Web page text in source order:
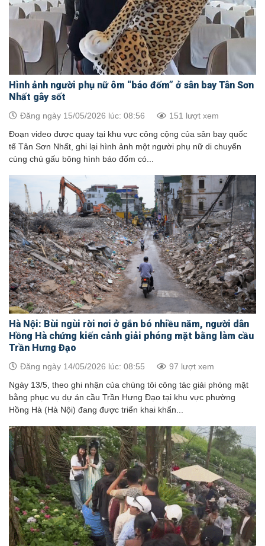
Hình ảnh người phụ nữ ôm “báo đốm” ở sân bay Tân Sơn
Nhất gây sốt
Đăng ngày 15/05/2026 lúc: 08:56 151 lượt xem
Đoạn video được quay tại khu vực công cộng của sân bay quốc
tế Tân Sơn Nhất, ghi lại hình ảnh một người phụ nữ di chuyển
cùng chú gấu bông hình báo đốm có...
Hà Nội: Bùi ngùi rời nơi ở gắn bó nhiều năm, người dân
Hồng Hà chứng kiến cảnh giải phóng mặt bằng làm cầu
Trần Hưng Đạo
Đăng ngày 14/05/2026 lúc: 08:55 97 lượt xem
Ngày 13/5, theo ghi nhận của chúng tôi công tác giải phóng mặt
bằng phục vụ dự án cầu Trần Hưng Đạo tại khu vực phường
Hồng Hà (Hà Nội) đang được triển khai khẩn...